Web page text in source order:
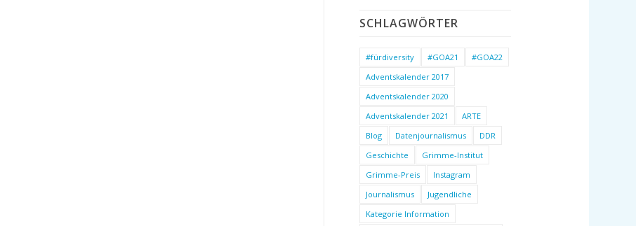
SCHLAGWÖRTER
#fürdiversity #GOA21
#GOA22
Adventskalender 2017
Adventskalender 2020
Adventskalender 2021
ARTE
Blog
Datenjournalismus
DDR
Geschichte
Grimme-Institut
Grimme-Preis
Instagram
Journalismus
Jugendliche
Kategorie Information